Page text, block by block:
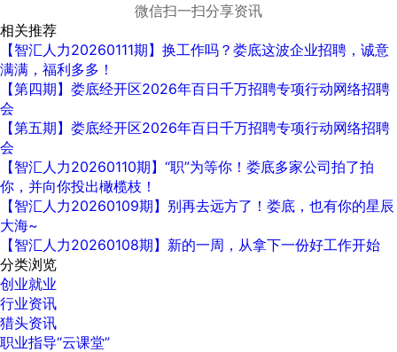
微信扫一扫分享资讯
相关推荐
【智汇人力20260111期】换工作吗？娄底这波企业招聘，诚意
满满，福利多多！
【第四期】娄底经开区2026年百日千万招聘专项行动网络招聘
会
【第五期】娄底经开区2026年百日千万招聘专项行动网络招聘
会
【智汇人力20260110期】“职”为等你！娄底多家公司拍了拍
你，并向你投出橄榄枝！
【智汇人力20260109期】别再去远方了！娄底，也有你的星辰
大海~
【智汇人力20260108期】新的一周，从拿下一份好工作开始
分类浏览
创业就业
行业资讯
猎头资讯
职业指导“云课堂”